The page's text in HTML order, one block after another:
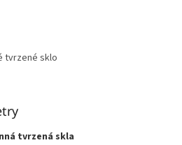
tvrzené sklo
tvrzená skla